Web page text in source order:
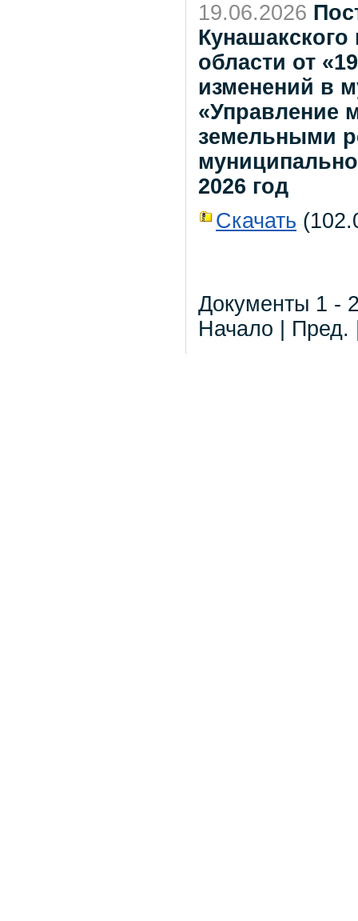
19.06.2026
области от
изменений в
«Управление
земельными
2026 год
Скачать
Документы 1 -
Начало |